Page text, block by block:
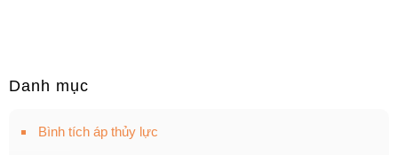
Danh mục
Bình tích áp thủy lực